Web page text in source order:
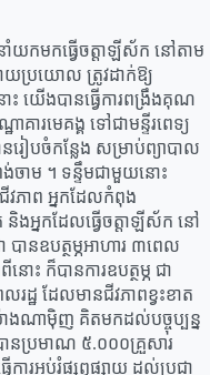
នាំយកមកធ្វើចត្តាឡីស័ក នៅតាម
ប្រយោល ត្រូវដាក់ឱ្យ
ោះ យើងបានធ្វើការពង្រឹងគុណ
ារមេគង្គ ទៅជាមន្ទីរពេទ្យ
រៀបចំកន្លែង សម្រាប់ព្យាបាល
ាម ។ ទន្ទឹមជាមួយនោះ
វភាព អ្នកដែលកំពុង
ងអ្នកដែលធ្វើចត្តាឡីស័ក នៅ
បានឧបត្ថម្ភអាហារ ៣ពេល
ះ ក៏បានការឧបត្ថម្ភ ជា
ដ្ឋ ដែលមានជីវភាពខ្វះខាត
ាងណាម៉ិញ គិតមកដល់បច្ចុប្បន្ន
ានប្រមាណ ៥.០០០គ្រួសារ
ការអប់រំផ្សព្វផ្សាយ ដល់ប្រជា